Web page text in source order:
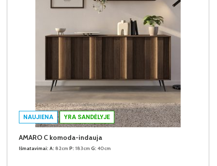
NAUJIENA YRA SANDĖLYJE
AMARO C komoda-indauja
Išmatavimai: A: 82cm P: 183cm G: 40cm